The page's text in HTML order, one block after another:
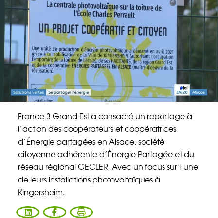
Énergie Partagée accompagne les initiatives
de production d'énergie renouvelable qui
associent les habitants et acteurs de leur
territoire.
ABONNEZ-VOUS À NOS NEWSLETTERS
Court-circuit EnRoute
Chaque mois, suivez l'actualité pour bien
comprendre les enjeux de l'énergie citoyenne, et
découvrez les nouveaux projets !
Votre email Valider
France 3 Grand Est a consacré un reportage à
l’action des coopérateurs et coopératrices
d’Énergie partagées en Alsace, société
citoyenne adhérente d’Énergie Partagée et du
réseau régional GECLER. Avec un focus sur l’une
de leurs installations photovoltaïques à
Kingersheim.
Vous entrez sur notre plateforme de souscription